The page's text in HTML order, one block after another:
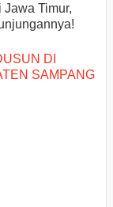
Timur,
DI
SAMPANG